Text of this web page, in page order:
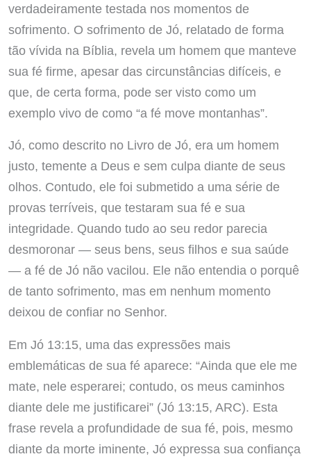
verdadeiramente testada nos momentos de
sofrimento. O sofrimento de Jó, relatado de forma
tão vívida na Bíblia, revela um homem que manteve
sua fé firme, apesar das circunstâncias difíceis, e
que, de certa forma, pode ser visto como um
exemplo vivo de como “a fé move montanhas”.
Jó, como descrito no Livro de Jó, era um homem
justo, temente a Deus e sem culpa diante de seus
olhos. Contudo, ele foi submetido a uma série de
provas terríveis, que testaram sua fé e sua
integridade. Quando tudo ao seu redor parecia
desmoronar — seus bens, seus filhos e sua saúde
— a fé de Jó não vacilou. Ele não entendia o porquê
de tanto sofrimento, mas em nenhum momento
deixou de confiar no Senhor.
Em Jó 13:15, uma das expressões mais
emblemáticas de sua fé aparece: “Ainda que ele me
mate, nele esperarei; contudo, os meus caminhos
diante dele me justificarei” (Jó 13:15, ARC). Esta
frase revela a profundidade de sua fé, pois, mesmo
diante da morte iminente, Jó expressa sua confiança